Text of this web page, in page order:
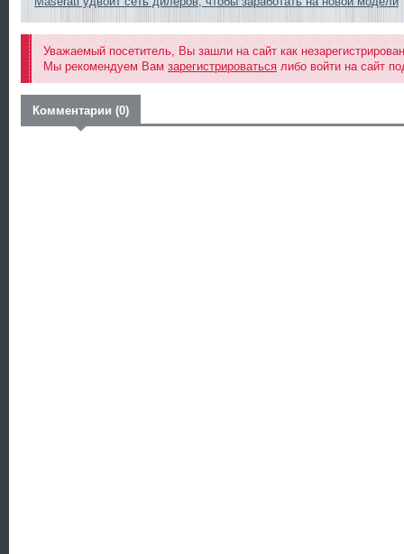
Уважаемый посетитель, Вы зашли на сайт как
Мы рекомендуем Вам зарегистрироваться либо войти на сайт
Комментарии (0)